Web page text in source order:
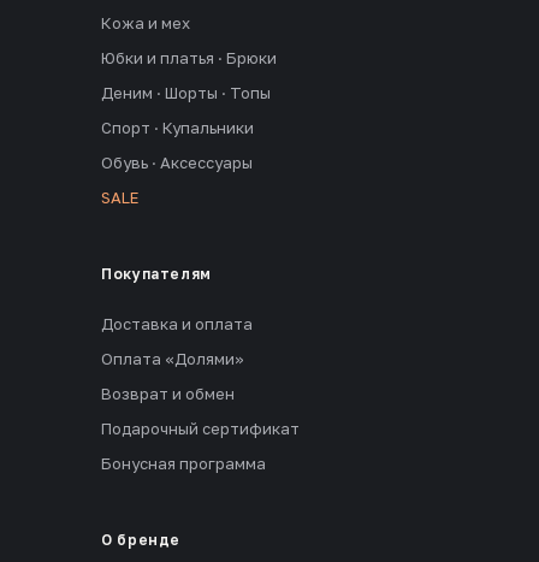
Кожа и мех
Юбки и платья · Брюки
Деним · Шорты · Топы
Спорт · Купальники
Обувь · Аксессуары
SALE
Покупателям
Доставка и оплата
Оплата «Долями»
Возврат и обмен
Подарочный сертификат
Бонусная программа
О бренде